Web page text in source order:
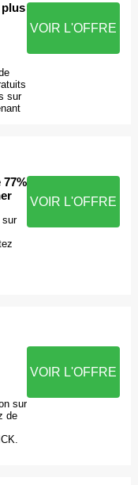
sur
VOIR L'OFFRE
sur
VOIR L'OFFRE
sur
de
VOIR L'OFFRE